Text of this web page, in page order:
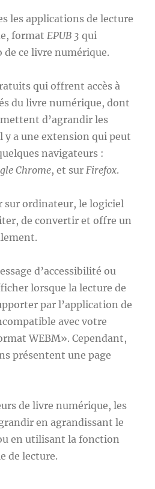
les applications de lecture
format EPUB 3 qui
ce livre numérique.
qui offrent accès à
du livre numérique, dont
d’agrandir les
y a une extension qui peut
navigateurs :
Chrome, et sur Firefox.
sur ordinateur, le logiciel
de convertir et offre un
d’accessibilité ou
lorsque la lecture de
par l’application de
avec votre
WEBM». Cependant,
présentent une page
de livre numérique, les
en agrandissant le
en utilisant la fonction
de lecture.